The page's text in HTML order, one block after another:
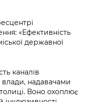
від
«Ефективність
державної
каналів
влади, надавачами
Воно охоплює